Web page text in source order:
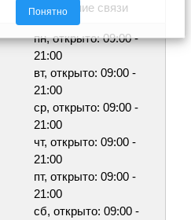
Отделение связи
пн, открыто: 09:00 -
21:00
вт, открыто: 09:00 -
21:00
ср, открыто: 09:00 -
21:00
чт, открыто: 09:00 -
21:00
пт, открыто: 09:00 -
21:00
сб, открыто: 09:00 -
Понятно